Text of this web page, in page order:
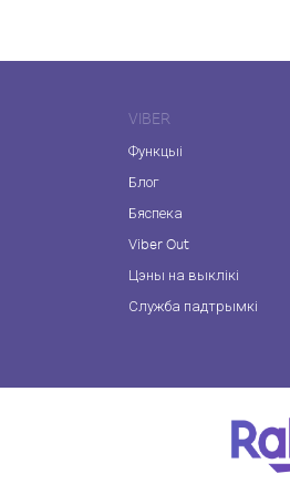
VIBER
Функцыі
Блог
Бяспека
Viber Out
Цэны на выклікі
Служба падтрымкі